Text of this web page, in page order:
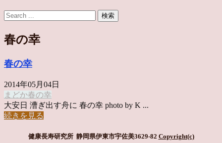
春の幸
春の幸
2014年05月04日
まどか春の幸
大安日 漕ぎ出す舟に 春の幸 photo by K ...
続きを見る
健康長寿研究所 静岡県伊東市宇佐美3629-82 Copyright(c)